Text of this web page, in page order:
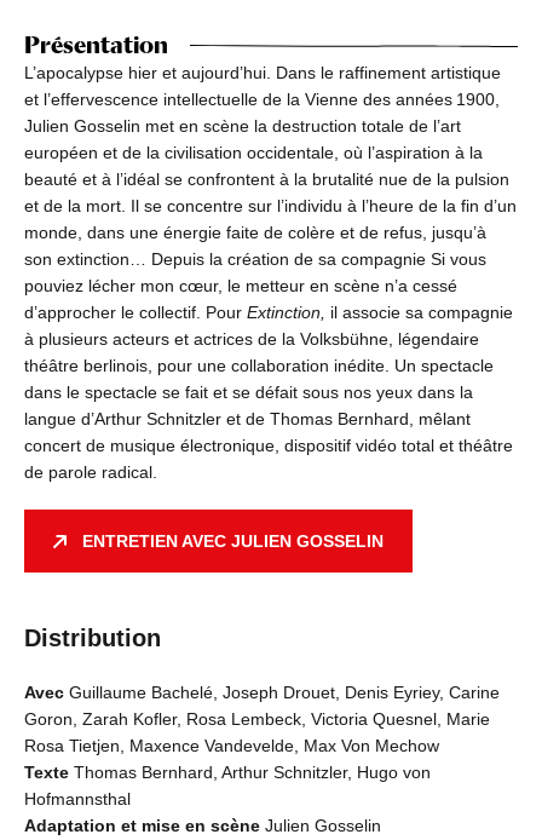
Présentation
L’apocalypse hier et aujourd’hui. Dans le raffinement artistique
et l’effervescence intellectuelle de la Vienne des années 1900,
Julien Gosselin met en scène la destruction totale de l’art
européen et de la civilisation occidentale, où l’aspiration à la
beauté et à l’idéal se confrontent à la brutalité nue de la pulsion
et de la mort. Il se concentre sur l’individu à l’heure de la fin d’un
monde, dans une énergie faite de colère et de refus, jusqu’à
son extinction… Depuis la création de sa compagnie Si vous
pouviez lécher mon cœur, le metteur en scène n’a cessé
d’approcher le collectif. Pour Extinction,
il associe sa compagnie
à plusieurs acteurs et actrices de la Volksbühne, légendaire
théâtre berlinois, pour une collaboration inédite. Un spectacle
dans le spectacle se fait et se défait sous nos yeux dans la
langue d’Arthur Schnitzler et de Thomas Bernhard, mêlant
concert de musique électronique, dispositif vidéo total et théâtre
de parole radical.
ENTRETIEN AVEC JULIEN GOSSELIN
Distribution
Avec Guillaume Bachelé, Joseph Drouet, Denis Eyriey, Carine
Goron, Zarah Kofler, Rosa Lembeck, Victoria Quesnel, Marie
Rosa Tietjen, Maxence Vandevelde, Max Von Mechow
Texte Thomas Bernhard, Arthur Schnitzler, Hugo von
Hofmannsthal
Adaptation et mise en scène Julien Gosselin